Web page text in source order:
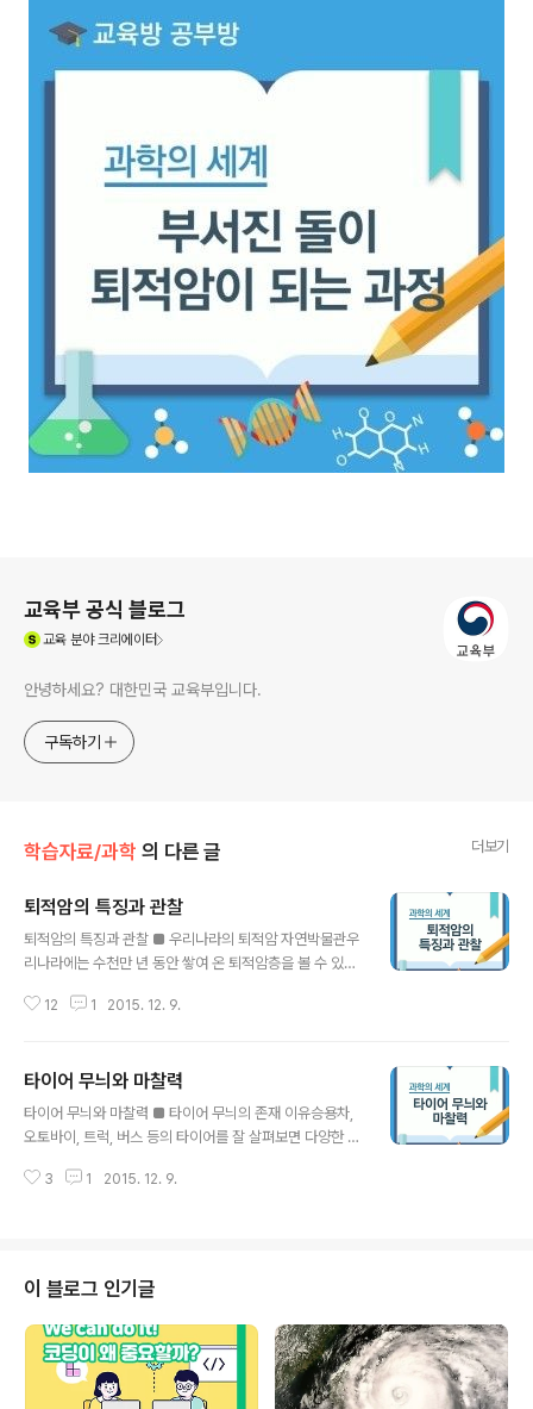
교육부 공식 블로그
교육분야 크리에이터
안녕하세요? 대한민국 교육부입니다.
구독하기
학습자료/과학 의 다른 글 더보기
퇴적암의 특징과 관찰
퇴적암의 특징과 관찰 ■ 우리나라의 퇴적암 자연박물관우
리나라에는 수천만 년 동안 쌓여 온 퇴적암층을 볼 수 있는
떡처럼 차곡차곡 쌓인 퇴적층의 교과서라 불리는 곳이 있
00m로 추정되는 거대한 퇴적층을 통해 수천만 년에 걸쳐
시간 여행을 하는 것 같은 착각이 듭니다. 겹겹이 쌓인 퇴적
지대는 역암층도 있고, 사암층도 있습니다. 또 일부 지층이
습니다. 세계적으로 희귀한 격포리 퇴적층은 퇴적암이 어
12 1 2015. 12. 9.
타이어 무늬와 마찰력
타이어 무늬와 마찰력 ■ 타이어 무늬의 존재 이유승용차,
오토바이, 트럭, 버스 등의 타이어를 잘 살펴보면 다양한 무
까요? 또, 모든 타이어에는 무늬가 있는 것일까요? 그렇지
을 최대한 높여, 자동차의 속도를 높이기 위해 사용됩니다.
슬릭타이어는 무늬가 없기 때문에 타이어의 모든 면이 도
로와 접촉되어 잘 미끄러지지 않아 회전할 때 안정감이 있
습니다. 그런데 우리가 일상생활에서 볼 수 있는 자동차들
에서 사용하는 타이어에는 왜 무늬가 있을까요? 타이어에
무늬가 없다면 비나 눈이 왔을 때, ..
3 1 2015. 12. 9.
이 블로그 인기글